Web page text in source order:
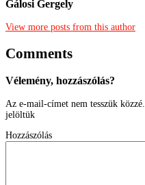
Gálosi Gergely
View more posts from this author
Comments
Vélemény, hozzászólás?
Az e-mail-címet nem tesszük közzé.
jelöltük
Hozzászólás